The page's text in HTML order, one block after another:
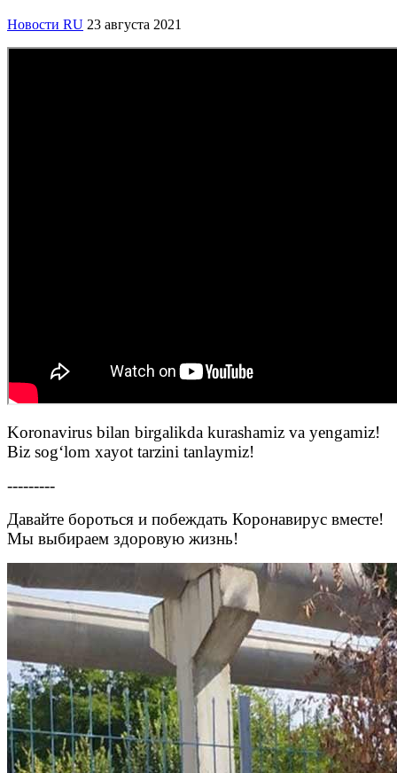
Новости RU 23 августа 2021
Koronavirus bilan birgalikda kurashamiz va yengamiz!
Biz sog‘lom xayot tarzini tanlaymiz!
---------
Давайте бороться и побеждать Коронавирус вместе!
Мы выбираем здоровую жизнь!